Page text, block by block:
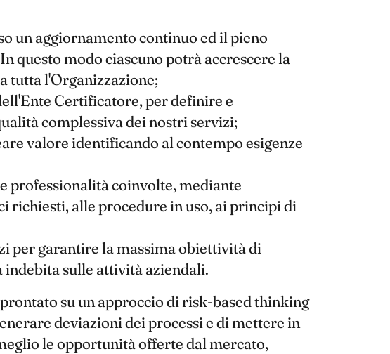
un aggiornamento continuo ed il pieno
questo modo ciascuno potrà accrescere la
tutta l'Organizzazione;
Certificatore, per definire e
complessiva dei nostri servizi;
valore identificando al contempo esigenze
professionalità coinvolte, mediante
richiesti, alle procedure in uso, ai principi di
per garantire la massima obiettività di
sulle attività aziendali.
su un approccio di risk-based thinking
deviazioni dei processi e di mettere in
le opportunità offerte dal mercato,